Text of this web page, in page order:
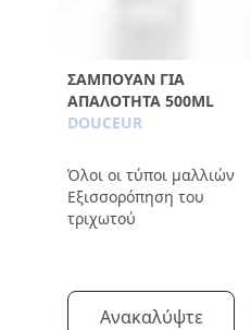
ΣΑΜΠΟΥΆΝ ΓΙΑ
ΑΠΑΛΌΤΗΤΑ 500ML
DOUCEUR
Όλοι οι τύποι μαλλιών
Εξισσορόπηση του
τριχωτού
Ανακαλύψτε